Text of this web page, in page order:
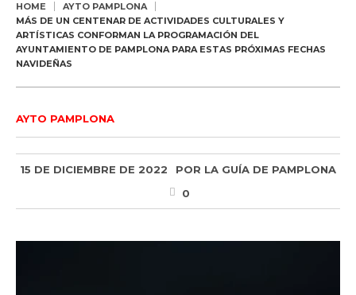
HOME
AYTO PAMPLONA
MÁS DE UN CENTENAR DE ACTIVIDADES CULTURALES Y
ARTÍSTICAS CONFORMAN LA PROGRAMACIÓN DEL
AYUNTAMIENTO DE PAMPLONA PARA ESTAS PRÓXIMAS FECHAS
NAVIDEÑAS
AYTO PAMPLONA
15 DE DICIEMBRE DE 2022 POR LA GUÍA DE PAMPLONA
0